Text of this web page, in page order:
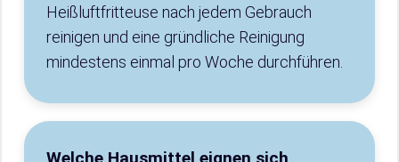
Heißluftfritteuse nach jedem Gebrauch
reinigen und eine gründliche Reinigung
mindestens einmal pro Woche durchführen.